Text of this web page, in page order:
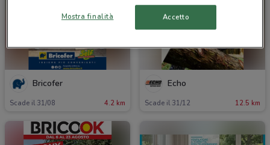
Bricofer
Scade il 31/08 4.2 km
Echo
Scade il 31/12 12.5 km
Mostra finalità Accetto